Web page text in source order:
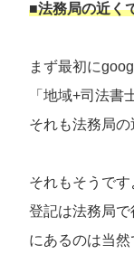
■法務局の近く
まず最初に
「地域+司法書
それも法務局の
それもそうです
登記は法務局で
にあるのは当然